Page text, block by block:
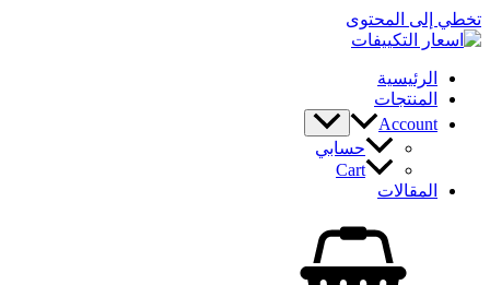
تخطي إلى المحتوى
الرئيسية
المنتجات
Account
حسابي
Cart
المقالات